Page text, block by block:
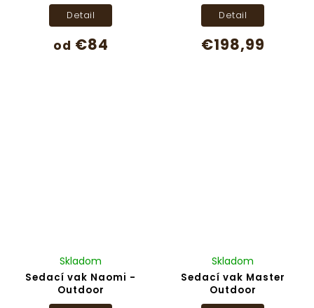
od €84
Detail
€198,99
Detail
Sedací vak Naomi -
Outdoor
Skladom
Sedací vak Master
Outdoor
Skladom